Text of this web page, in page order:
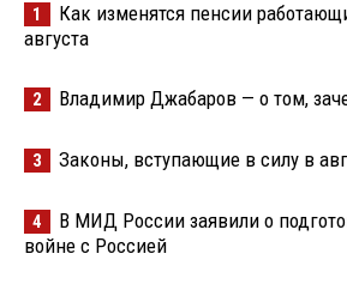
1
Как изменятся пенсии
августа
2 Владимир Джабаров — о том,
3 Законы, вступающие в силу в
4
В МИД России заявили о
войне с Россией